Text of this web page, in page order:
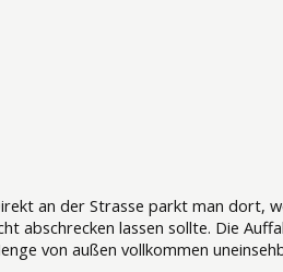
an der Strasse parkt man dort,
abschrecken lassen sollte. Die
von außen vollkommen